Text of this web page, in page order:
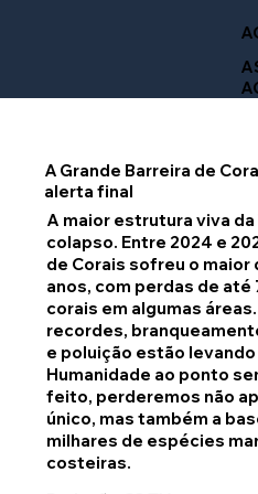
A Grande Barreira de
alerta final
A maior estrutura viva
colapso. Entre 2024 e
de Corais sofreu o maior
anos, com perdas de até
corais em algumas
recordes,
e poluição estão
Humanidade ao ponto
feito, perderemos não
único, mas também a
milhares de espécies
costeiras.